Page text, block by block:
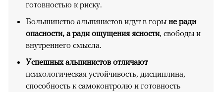
готовностью к риску.
Большинство альпинистов идут в горы не ради
опасности, а ради ощущения ясности, свободы и
внутреннего смысла.
Успешных альпинистов отличают
психологическая устойчивость, дисциплина,
способность к самоконтролю и готовность